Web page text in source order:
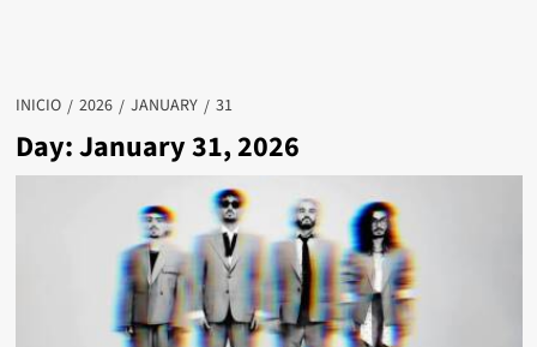
INICIO 2026 JANUARY 31
Day: January 31, 2026